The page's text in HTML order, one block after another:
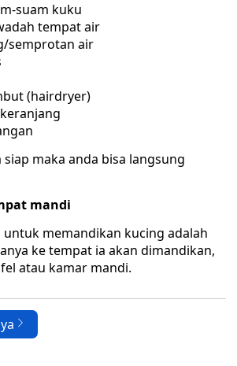
suam kuku
tempat air
semprotan air
(hairdryer)
maka anda bisa langsung
mandi
memandikan kucing adalah
ke tempat ia akan dimandikan,
atau kamar mandi.